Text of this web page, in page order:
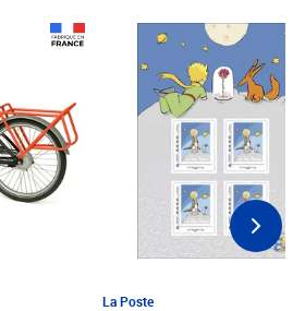
La Poste
Prix 6,25€ HT